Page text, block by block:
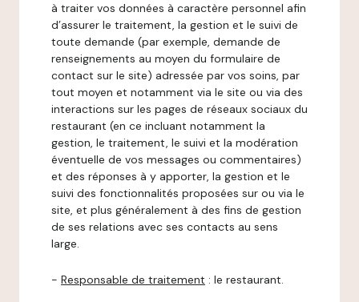
à traiter vos données à caractère personnel afin
d’assurer le traitement, la gestion et le suivi de
toute demande (par exemple, demande de
renseignements au moyen du formulaire de
contact sur le site) adressée par vos soins, par
tout moyen et notamment via le site ou via des
interactions sur les pages de réseaux sociaux du
restaurant (en ce incluant notamment la
gestion, le traitement, le suivi et la modération
éventuelle de vos messages ou commentaires)
et des réponses à y apporter, la gestion et le
suivi des fonctionnalités proposées sur ou via le
site, et plus généralement à des fins de gestion
de ses relations avec ses contacts au sens
large.
- Responsable de traitement : le restaurant.